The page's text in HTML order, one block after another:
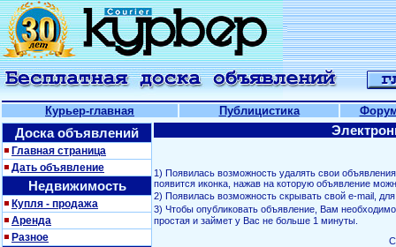
Курьер-главная Публицистика
Доска объявлений
Главная страница
Дать объявление
Недвижимость
Купля - продажа
Аренда
Разное
1) Появилась возможность удалять свои
появится иконка, нажав на которую объявление
2) Появилась возможность скрывать свой е-mail,
3) Чтобы опубликовать объявление, Вам
простая и займет у Вас не больше 1 минуты.